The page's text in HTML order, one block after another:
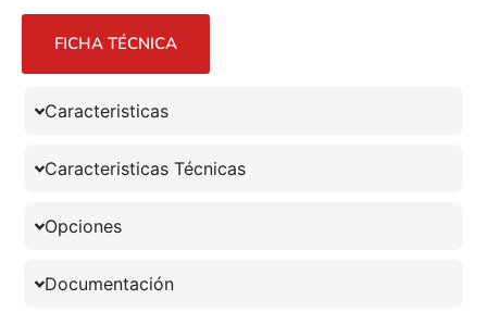
FICHA TÉCNICA
Caracteristicas
Caracteristicas Técnicas
Opciones
Documentación